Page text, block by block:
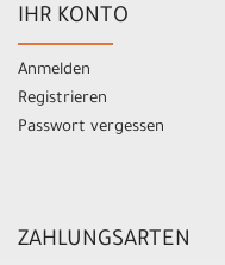
IHR KONTO
Anmelden
Registrieren
Passwort vergessen
ZAHLUNGSARTEN